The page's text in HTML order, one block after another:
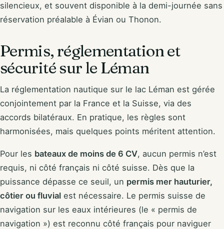
silencieux, et souvent disponible à la demi-journée sans
réservation préalable à Évian ou Thonon.
Permis, réglementation et
sécurité sur le Léman
La réglementation nautique sur le lac Léman est gérée
conjointement par la France et la Suisse, via des
accords bilatéraux. En pratique, les règles sont
harmonisées, mais quelques points méritent attention.
Pour les bateaux de moins de 6 CV, aucun permis n’est
requis, ni côté français ni côté suisse. Dès que la
puissance dépasse ce seuil, un permis mer hauturier,
côtier ou fluvial est nécessaire. Le permis suisse de
navigation sur les eaux intérieures (le « permis de
navigation ») est reconnu côté français pour naviguer